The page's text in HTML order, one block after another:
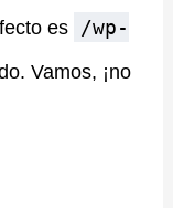
es
/wp-
Vamos, ¡no